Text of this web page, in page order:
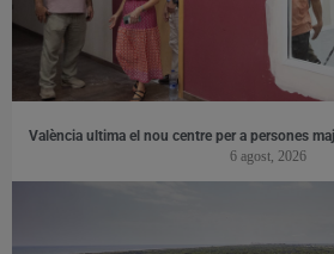
València ultima el nou centre per a persones
6 agost, 2026